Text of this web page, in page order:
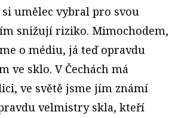
umělec vybral pro svou
snižují riziko. Mimochodem,
o médiu, já teď opravdu
ve sklo. V Čechách má
ve světě jsme jím známí
velmistry skla, kteří